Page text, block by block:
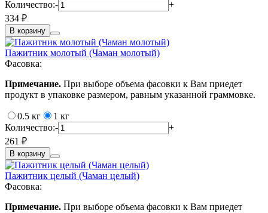
Количество:-
+
334 ₽
В корзину
Пажитник молотый (Чаман молотый)
Фасовка:
Примечание. При выборе объема фасовки к Вам приедет
продукт в упаковке размером, равным указанной граммовке.
0.5 кг
1 кг
Количество:-
+
261 ₽
В корзину
Пажитник целый (Чаман целый)
Фасовка:
Примечание. При выборе объема фасовки к Вам приедет